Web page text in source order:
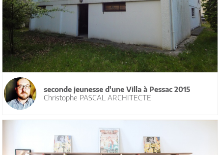
seconde jeunesse d'une Villa à Pessac 2015
Christophe PASCAL ARCHITECTE